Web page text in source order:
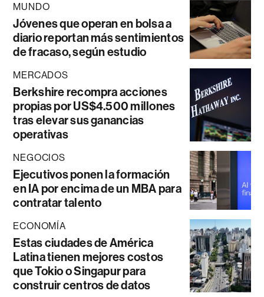
MUNDO
Jóvenes que operan en bolsa a
diario reportan más sentimientos
de fracaso, según estudio
MERCADOS
Berkshire recompra acciones
propias por US$4.500 millones
tras elevar sus ganancias
operativas
NEGOCIOS
Ejecutivos ponen la formación
en IA por encima de un MBA para
contratar talento
ECONOMÍA
Estas ciudades de América
Latina tienen mejores costos
que Tokio o Singapur para
construir centros de datos